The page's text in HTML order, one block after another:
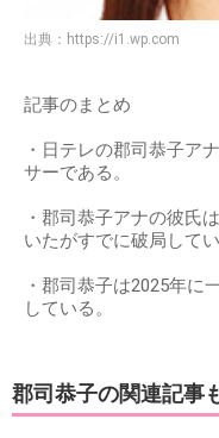
出典： https://i1.wp.com
記事のまとめ
・日テレの郡司恭子ア
サーである。
・郡司恭子アナの彼氏
いたがすでに破局してい
・郡司恭子は2025年に
している。
郡司恭子の関連記事